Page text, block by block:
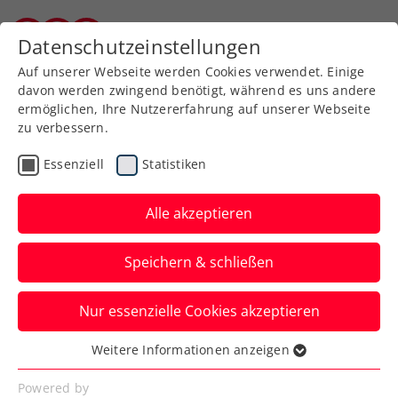
Zurück zur Newsübersicht
Turniere
ÖTV Jugend Circuit: Elf
Talente in Pörtschach im
Einsatz
Ein burgenländisches Großaufgebot
machte sich in der vergangenen Woche
auf den Weg zum BIDI BADU ÖTV Jugend
Circuit 2020 presented by ANA nach
Pörtschach, wo in den Altersklasse U14
Datenschutzeinstellungen
Auf unserer Webseite werden Cookies verwendet. Einige
davon werden zwingend benötigt, während es uns andere
ermöglichen, Ihre Nutzererfahrung auf unserer Webseite
zu verbessern.
Essenziell Statistiken
Alle akzeptieren
Speichern & schließen
Nur essenzielle Cookies akzeptieren
Essenziell
Essenzielle Cookies werden für grundlegende
Weitere Informationen anzeigen
Powered by